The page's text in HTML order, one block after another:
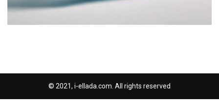
© 2021, i-ellada.com. All rights reserved